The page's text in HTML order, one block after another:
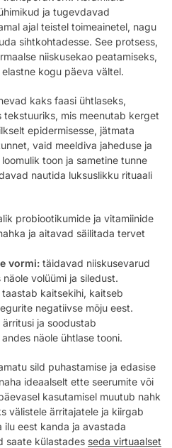
ja tugevdavad
ajal teistel toimeainetel, nagu
sihtkohtadesse. See protsess,
niiskusekao peatamiseks,
kogu päeva vältel.
kaks faasi ühtlaseks,
tekstuuriks, mis meenutab kerget
epidermisesse, jätmata
vaid meeldiva jaheduse ja
toon ja sametine tunne
nautida luksuslikku rituaali
probiootikumide ja vitamiinide
ja aitavad säilitada tervet
vormi: täidavad niiskusevarud
volüümi ja siledust.
taastab kaitsekihi, kaitseb
negatiivse mõju eest.
ärritusi ja soodustab
näole ühtlase tooni.
sild puhastamise ja edasise
ideaalselt ette seerumite või
kasutamisel muutub nahk
välistele ärritajatele ja kiirgab
ilu eest kanda ja avastada
saate külastades seda virtuaalset